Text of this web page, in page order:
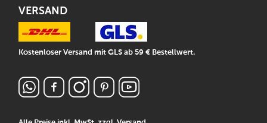
VERSAND
Kostenloser Versand mit GLS ab 59 € Bestellwert.